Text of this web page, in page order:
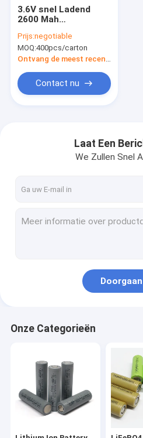
3.6V snel Ladend
2600 Mah
Battery 18650
Lifepo4-Cellen
Prijs:negotiable
MOQ:400pcs/carton
Ontvang de meest recente Prijs
Contact nu
Laat Een
We Zullen Snel
Doorgaan
Onze Categorieën